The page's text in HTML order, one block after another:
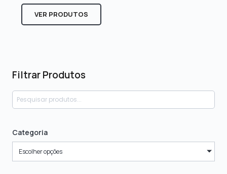
Filtrar Produtos
Categoria
Escolher opções
VER PRODUTOS